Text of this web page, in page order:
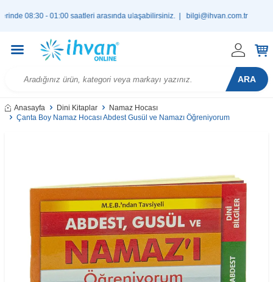
08:30 - 01:00 saatleri arasında ulaşabilirsiniz. |bilgi@ihvan.com.tr
ARA
Anasayfa Dini Kitaplar
Namaz Hocası
Çanta Boy Namaz Hocası Abdest Gusül ve Namazı Öğreniyorum